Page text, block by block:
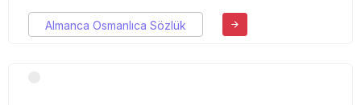
Almanca Osmanlıca Sözlük